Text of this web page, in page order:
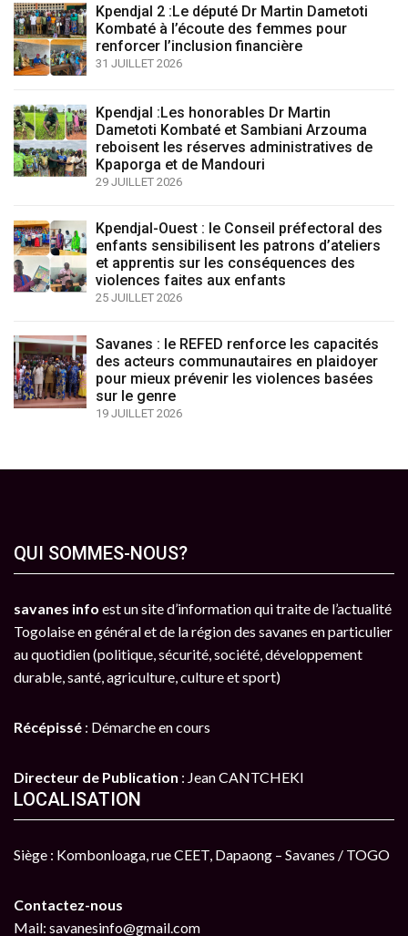
Kpendjal 2 :Le député Dr Martin Dametoti
Kombaté à l’écoute des femmes pour
renforcer l’inclusion financière
31 JUILLET 2026
Kpendjal :Les honorables Dr Martin
Dametoti Kombaté et Sambiani Arzouma
reboisent les réserves administratives de
Kpaporga et de Mandouri
29 JUILLET 2026
Kpendjal-Ouest : le Conseil préfectoral des
enfants sensibilisent les patrons d’ateliers
et apprentis sur les conséquences des
violences faites aux enfants
25 JUILLET 2026
Savanes : le REFED renforce les capacités
des acteurs communautaires en plaidoyer
pour mieux prévenir les violences basées
sur le genre
19 JUILLET 2026
QUI SOMMES-NOUS?
savanes info est un site d’information qui traite de l’actualité
Togolaise en général et de la région des savanes en particulier
au quotidien (politique, sécurité, société, développement
durable, santé, agriculture, culture et sport)
Récépissé : Démarche en cours
Directeur de Publication : Jean CANTCHEKI
LOCALISATION
Siège : Kombonloaga, rue CEET, Dapaong – Savanes / TOGO
Contactez-nous
Mail: savanesinfo@gmail.com